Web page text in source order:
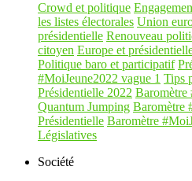
Crowd et politique
les listes électorales Union
présidentielle Renouveau
citoyen Europe et
Politique baro et participatif
#MoiJeune2022 vague 1 Tips
Présidentielle 2022 Baromètre
Quantum Jumping Baromètre
Présidentielle Baromètre
Législatives
Société